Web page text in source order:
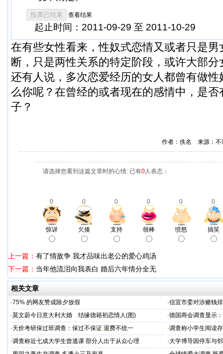
查看结果
起止时间：2011-09-29 至 2011-10-29
在有些女性看来，性奴式恋情又或者只是
断，只是两性关系的特定阶段，或许大部
还有人说，多次恋爱经历的女人都曾有做
么你呢？在曾经的或者现在的感情中，是
子？
作者：佚名 来源：
请选择您看到这篇文章时的心情: 已有0人表态：
0 0 0 0 0 0
惊讶 欠揍 支持 很棒 愤怒 搞笑
上一篇： 有了情敌争 我才品味出老公的爱心鸡汤
下一篇： 当年他流泪向我表白 婚后六年情分全无
相关文章
·75% 的网友赞成除夕放假 ·信宜市委对涉赌钱
·莫文蔚今日意大利大婚 结缘德籍初恋情人(图) ·德国商会调查显示
·天价考研保过班调查：保过不保证 退费不统一 ·调查称小学生阅读
·调查称近七成大学生曾逃课 部分人出于从众心理 ·大学博导因停车与